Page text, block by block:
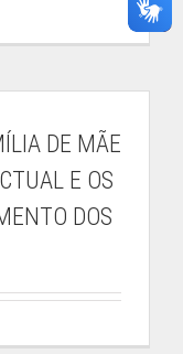
DE MÃE
E OS
DOS